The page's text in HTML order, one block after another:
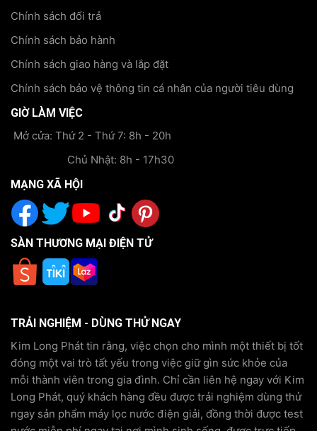
Chính sách đổi trả
Chính sách bảo hành
Chính sách giao hàng và lắp đặt
Chính sách bảo vệ thông tin cá nhân của người tiêu dùng
GIỜ LÀM VIỆC
Mở cửa: Thứ 2 - Thứ 7: 8h - 20h
Chủ Nhật: 8h - 17h30
MẠNG XÃ HỘI
SÀN THƯƠNG MẠI ĐIỆN TỬ
TRẢI NGHIỆM - DÙNG THỬ NGAY
Kim Long Phát tin rằng, việc chọn cho mình một thiết bị tốt
đóng một vai trò tất yếu trong việc giữ gìn sức khỏe của
mỗi thành viên trong gia đình. Chỉ cần liên hệ ngay với Kim
Long Phát, quý khách hàng đều được trải nghiệm dùng thử
ngay sản phẩm máy lọc nước điện giải, đồng thời được test